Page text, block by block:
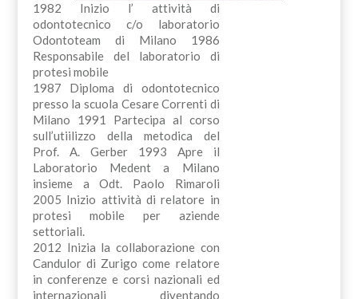
1982 Inizio l’ attività di
odontotecnico c/o laboratorio
Odontoteam di Milano 1986
Responsabile del laboratorio di
protesi mobile
1987 Diploma di odontotecnico
presso la scuola Cesare Correnti di
Milano 1991 Partecipa al corso
sull’utiilizzo della metodica del
Prof. A. Gerber 1993 Apre il
Laboratorio Medent a Milano
insieme a Odt. Paolo Rimaroli
2005 Inizio attività di relatore in
protesi mobile per aziende
settoriali.
2012 Inizia la collaborazione con
Candulor di Zurigo come relatore
in conferenze e corsi nazionali ed
internazionali diventando